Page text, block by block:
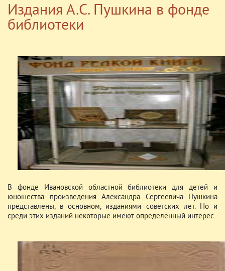
Издания А.С. Пушкина в фонде
библиотеки
В фонде Ивановской областной библиотеки для детей и
юношества произведения Александра Сергеевича Пушкина
представлены, в основном, изданиями советских лет. Но и
среди этих изданий некоторые имеют определенный интерес.